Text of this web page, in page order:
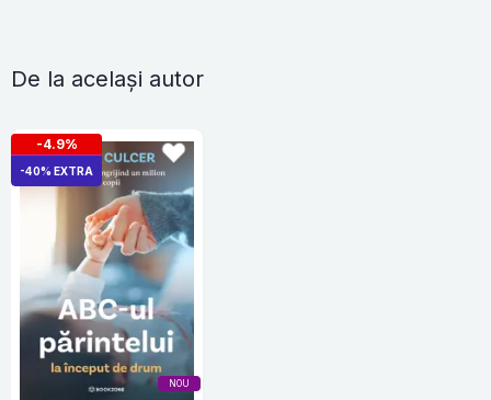
De la același autor
NOU
-4.9%
-40% EXTRA